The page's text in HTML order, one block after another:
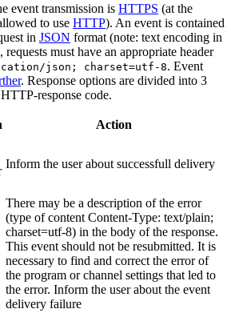
event transmission is HTTPS (at the
to use HTTP). An event is contained
in JSON format (note: text encoding in
requests must have an appropriate header
json; charset=utf-8. Event
. Response options are divided into 3
response code.
Action
Inform the user about successfull delivery
There may be a description of the error
(type of content Content-Type: text/plain;
charset=utf-8) in the body of the response.
This event should not be resubmitted. It is
necessary to find and correct the error of
the program or channel settings that led to
the error. Inform the user about the event
delivery failure